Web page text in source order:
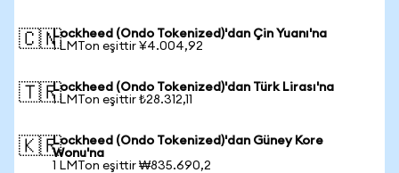
🇨🇳Lockheed (Ondo Tokenized)'dan Çin Yuanı'na
1 LMTon eşittir ¥4.004,92
🇹🇷Lockheed (Ondo Tokenized)'dan Türk Lirası'na
1 LMTon eşittir ₺28.312,11
🇰🇷Lockheed (Ondo Tokenized)'dan Güney Kore
Wonu'na
1 LMTon eşittir ₩835.690,2